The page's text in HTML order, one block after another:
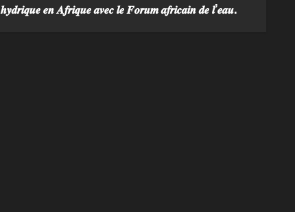
𝒉𝒚𝒅𝒓𝒊𝒒𝒖𝒆 𝒆𝒏 𝑨𝒇𝒓𝒊𝒒𝒖𝒆 𝒂𝒗𝒆𝒄 𝒍𝒆 𝑭𝒐𝒓𝒖𝒎 𝒂𝒇𝒓𝒊𝒄𝒂𝒊𝒏 𝒅𝒆 𝒍’𝒆𝒂𝒖.